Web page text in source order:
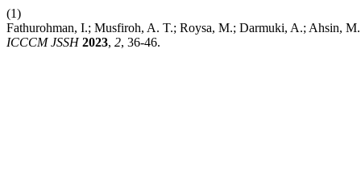
(1)
Fathurohman, I.; Musfiroh, A. T.; Roysa, M.; Darmuki, A.; Ahsin,
ICCCM JSSH 2023, 2, 36-46.